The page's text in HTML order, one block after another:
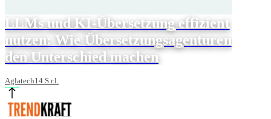
LLMs und KI-Übersetzung effizient
nutzen: Wie Übersetzungsagenturen
den Unterschied machen
Aglatech14 S.r.l.